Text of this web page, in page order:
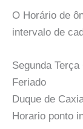
O Horário de
intervalo de
Segunda
Feriado
Duque de
Horario ponto